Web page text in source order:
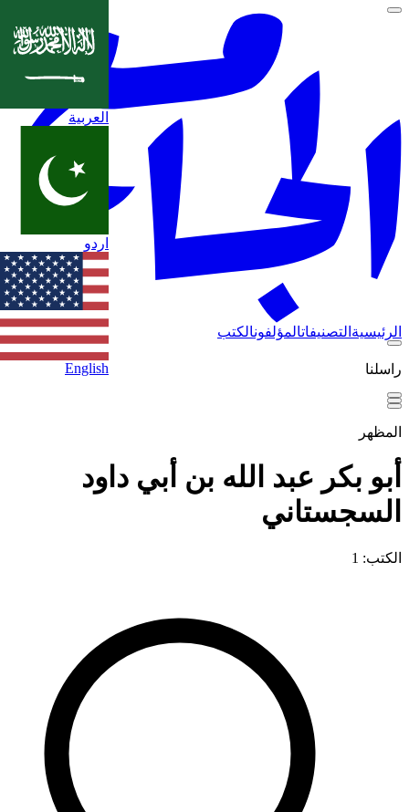
الرئيسية التصنيفاتالمؤلفونالكتب
راسلنا
العربية
اردو
English
المظهر
أبو بكر عبد الله بن أبي داود
السجستاني
الكتب: 1